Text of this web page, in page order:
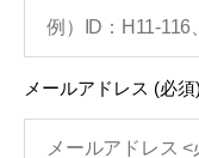
メールアドレス (必須)